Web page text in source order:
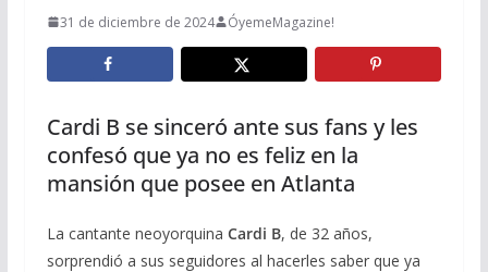
31 de diciembre de 2024 ÓyemeMagazine!
Cardi B se sinceró ante sus fans y les
confesó que ya no es feliz en la
mansión que posee en Atlanta
La cantante neoyorquina Cardi B, de 32 años,
sorprendió a sus seguidores al hacerles saber que ya